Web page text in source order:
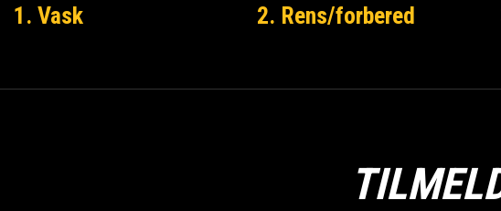
1. Vask 2. Rens/forbered